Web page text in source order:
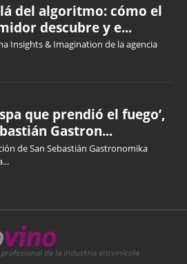
del algoritmo: cómo el
descubre y e...
Insights & Imagination de la agencia
que prendió el fuego’,
Gastron...
de San Sebastián Gastronomika